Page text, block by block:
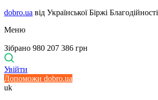
dobro.ua від Української Біржі Благодійності
Меню
Зібрано 980 207 386 грн
Увійти
Допоможи dobro.ua
uk